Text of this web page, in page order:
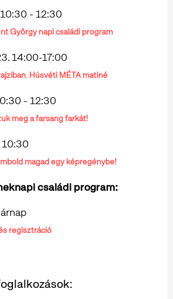
- 12:30
György napi családi program
14:00-17:00
Húsvéti MÉTA matiné
- 12:30
meg a farsang farkát!
10:30
magad egy képregénybe!
családi program:
regisztráció